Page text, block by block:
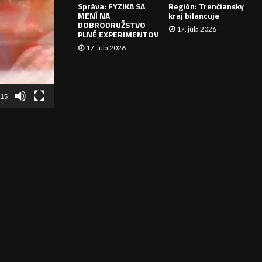
I
Správa: FYZIKA SA
MENÍ NA
DOBRODRUŽSTVO
PLNÉ EXPERIMENTOV
17. júla 2026
Región: Trenčiansky
kraj bilancuje
17. júla 2026